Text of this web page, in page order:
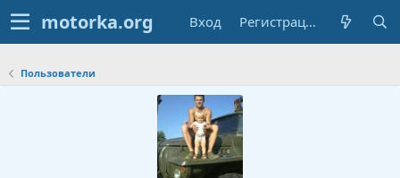
Вход Регистрация
Пользователи